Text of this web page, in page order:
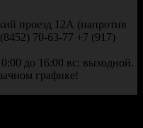
проезд 12А (напротив
70-63-77 +7 (917)
до 16:00 вс: выходной.
графике!